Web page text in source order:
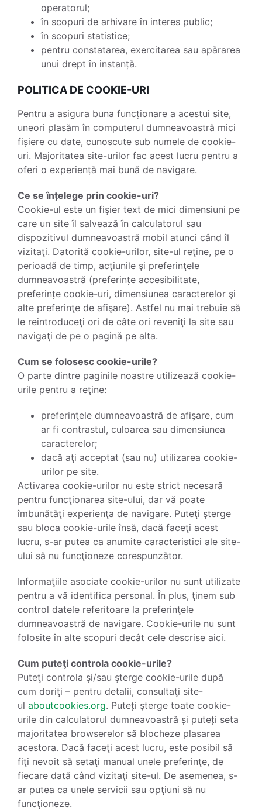
operatorul;
în scopuri de arhivare în interes public;
în scopuri statistice;
pentru constatarea, exercitarea sau apărarea
unui drept în instanță.
POLITICA DE COOKIE-URI
Pentru a asigura buna funcționare a acestui site,
uneori plasăm în computerul dumneavoastră mici
fișiere cu date, cunoscute sub numele de cookie-
uri. Majoritatea site-urilor fac acest lucru pentru a
oferi o experiență mai bună de navigare.
Ce se înțelege prin cookie-uri?
Cookie-ul este un fişier text de mici dimensiuni pe
care un site îl salvează în calculatorul sau
dispozitivul dumneavoastră mobil atunci când îl
vizitaţi. Datorită cookie-urilor, site-ul reţine, pe o
perioadă de timp, acţiunile şi preferinţele
dumneavoastră (preferințe accesibilitate,
preferințe cookie-uri, dimensiunea caracterelor şi
alte preferinţe de afişare). Astfel nu mai trebuie să
le reintroduceţi ori de câte ori reveniţi la site sau
navigaţi de pe o pagină pe alta.
Cum se folosesc cookie-urile?
O parte dintre paginile noastre utilizează cookie-
urile pentru a reţine:
preferinţele dumneavoastră de afişare, cum
ar fi contrastul, culoarea sau dimensiunea
caracterelor;
dacă aţi acceptat (sau nu) utilizarea cookie-
urilor pe site.
Activarea cookie-urilor nu este strict necesară
pentru funcţionarea site-ului, dar vă poate
îmbunătăţi experienţa de navigare. Puteţi şterge
sau bloca cookie-urile însă, dacă faceţi acest
lucru, s-ar putea ca anumite caracteristici ale site-
ului să nu funcţioneze corespunzător.
Informaţiile asociate cookie-urilor nu sunt utilizate
pentru a vă identifica personal. În plus, ţinem sub
control datele referitoare la preferinţele
dumneavoastră de navigare. Cookie-urile nu sunt
folosite în alte scopuri decât cele descrise aici.
Cum puteţi controla cookie-urile?
Puteţi controla şi/sau şterge cookie-urile după
cum doriţi – pentru detalii, consultaţi site-
ul aboutcookies.org. Puteți șterge toate cookie-
urile din calculatorul dumneavoastră și puteți seta
majoritatea browserelor să blocheze plasarea
acestora. Dacă faceţi acest lucru, este posibil să
fiţi nevoit să setaţi manual unele preferinţe, de
fiecare dată când vizitaţi site-ul. De asemenea, s-
ar putea ca unele servicii sau opţiuni să nu
funcţioneze.